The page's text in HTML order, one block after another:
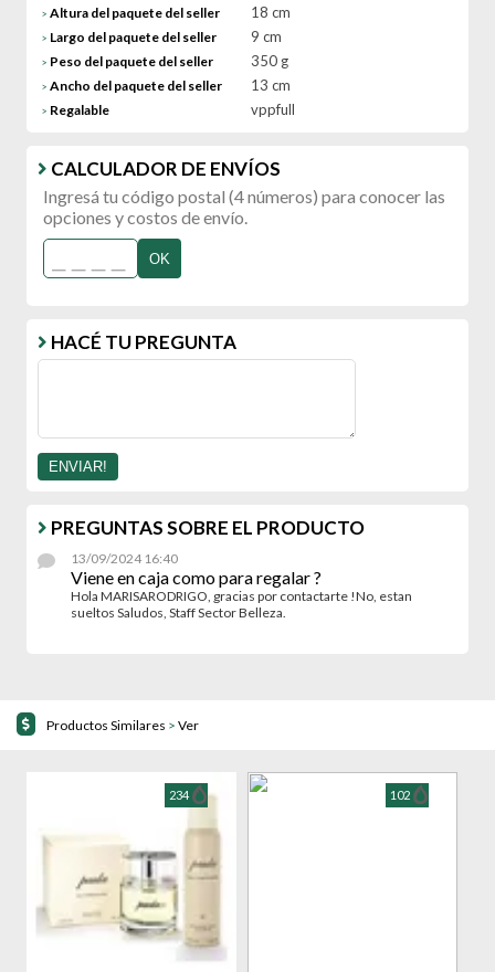
> Altura del paquete del seller 18 cm
> Largo del paquete del seller 9 cm
> Peso del paquete del seller 350 g
> Ancho del paquete del seller 13 cm
> Regalable vppfull
CALCULADOR DE ENVÍOS
Ingresá tu código postal (4 números) para conocer las
opciones y costos de envío.
OK
HACÉ TU PREGUNTA
PREGUNTAS SOBRE EL PRODUCTO
13/09/2024 16:40
Viene en caja como para regalar ?
Hola MARISARODRIGO, gracias por contactarte !No, estan
sueltos Saludos, Staff Sector Belleza.
Productos Similares > Ver
234 102